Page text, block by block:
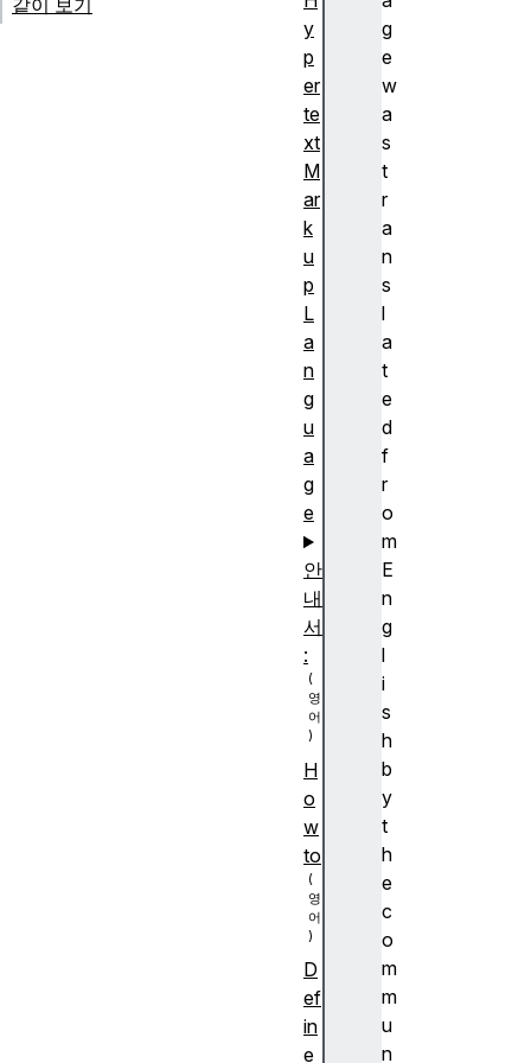
g
e
w
a
s
t
r
a
n
s
l
a
t
e
d
f
r
o
m
E
n
g
l
i
s
h
b
y
t
h
e
c
o
m
m
u
n
같이 보기
y
p
er
te
xt
M
ar
k
u
p
L
a
n
g
u
a
g
e
안
내
서
:
H
o
w
to
D
ef
in
e